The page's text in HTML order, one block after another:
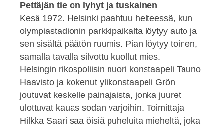
Pettäjän tie on lyhyt ja tuskainen
Kesä 1972. Helsinki paahtuu helteessä, kun
olympia­stadionin parkkipaikalta löytyy auto ja
sen sisältä päätön ruumis. Pian löytyy toinen,
samalla tavalla silvottu kuollut mies.
Helsingin rikospoliisin nuori konstaapeli Tauno
Haavisto ja kokenut ylikonstaapeli Grön
joutuvat keskelle painajaista, jonka juuret
ulottuvat kauas sodan varjoihin. Toimittaja
Hilkka Saari saa öisiä puheluita mieheltä, joka